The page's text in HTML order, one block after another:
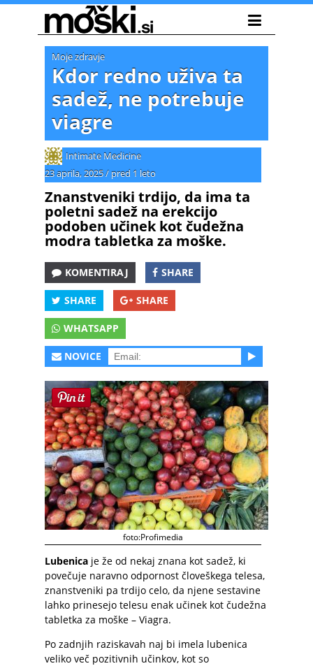
Moje zdravje
Kdor redno uživa ta
sadež, ne potrebuje
viagre
Intimate Medicine
23 aprila, 2025/ pred 1 leto
Znanstveniki trdijo, da ima ta
poletni sadež na erekcijo
podoben učinek kot čudežna
modra tabletka za moške.
KOMENTIRAJ SHARE
SHARE SHARE
WHATSAPP
NOVICE
foto:Profimedia
Lubenica je že od nekaj znana kot sadež, ki
povečuje naravno odpornost človeškega telesa,
znanstveniki pa trdijo celo, da njene sestavine
lahko prinesejo telesu enak učinek kot čudežna
tabletka za moške – Viagra.
Po zadnjih raziskavah naj bi imela lubenica
veliko več pozitivnih učinkov, kot so